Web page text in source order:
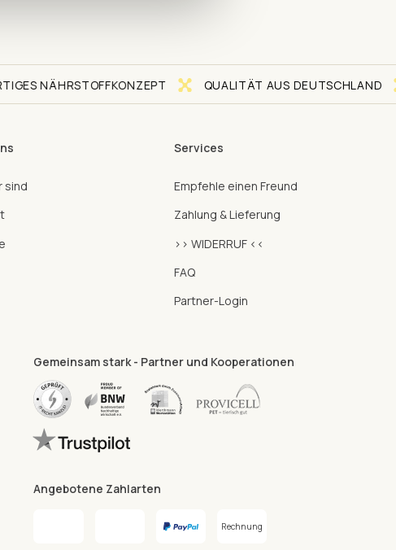
NÄHRSTOFFKONZEPT QUALITÄT AUS DEUTSCHLAND
sind
Services
Empfehle einen Freund
Zahlung & Lieferung
>> WIDERRUF <<
FAQ
Partner-Login
Gemeinsam stark - Partner und Kooperationen
Angebotene Zahlarten
Rechnung